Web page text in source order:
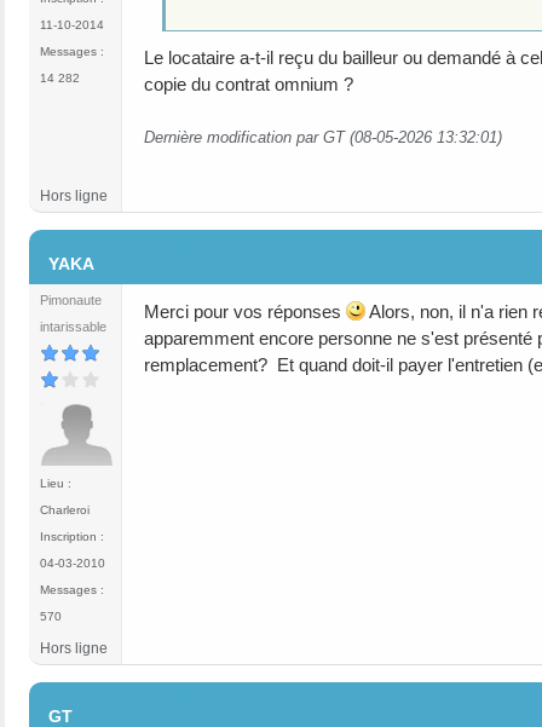
11-10-2014
Messages :
14 282
Le locataire a-t-il reçu du bailleur ou demandé à
copie du contrat omnium ?
Dernière modification par GT (08-05-2026 13:32:01)
Hors ligne
YAKA
Pimonaute
intarissable
Lieu :
Charleroi
Inscription :
04-03-2010
Messages :
570
Merci pour vos réponses
Alors, non, il n'a rien
apparemment encore personne ne s'est
remplacement? Et quand doit-il payer l'entretien
Hors ligne
GT